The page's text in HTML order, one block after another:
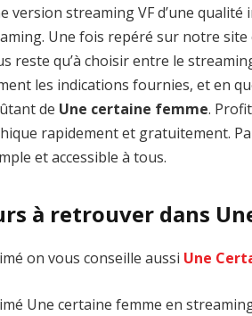
version streaming VF d’une
Une fois repéré sur notre site
reste qu’à choisir entre le
les indications fournies, et en
de Une certaine femme.
rapidement et gratuitement.
et accessible à tous.
à retrouver dans
on vous conseille aussi Une
Une certaine femme en